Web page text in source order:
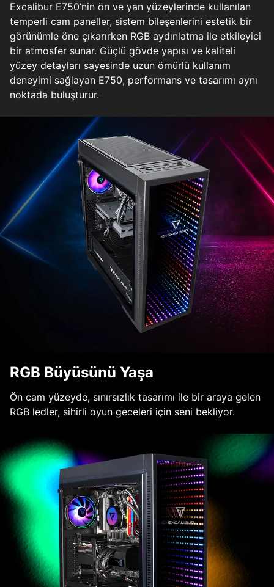
Excalibur E750’nin ön ve yan yüzeylerinde kullanılan
temperli cam paneller, sistem bileşenlerini estetik bir
görünümle öne çıkarırken RGB aydınlatma ile etkileyici
bir atmosfer sunar. Güçlü gövde yapısı ve kaliteli
yüzey detayları sayesinde uzun ömürlü kullanım
deneyimi sağlayan E750, performans ve tasarımı aynı
noktada buluşturur.
RGB Büyüsünü Yaşa
Ön cam yüzeyde, sınırsızlık tasarımı ile bir araya gelen
RGB ledler, sihirli oyun geceleri için seni bekliyor.